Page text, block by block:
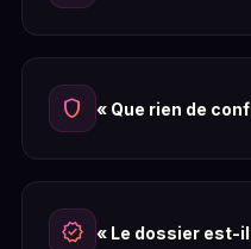
shield « Que rien de
verified « Le dossier est-